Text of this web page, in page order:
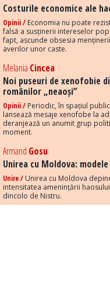
Costurile economice ale
Opinii / Economia nu poate
falsă a susținerii intereselor
fapt, ascunde obsesia
averilor unor caste.
Melania Cincea
Noi puseuri de xenofobie
românilor „neaoși”
Opinii / Periodic, în spațiul
lansează mesaje xenofobe la
deranjează un anumit grup
moment.
Armand Gosu
Unirea cu Moldova:
Unire / Unirea cu Moldova
intensitatea amenințării
dincolo de Nistru.